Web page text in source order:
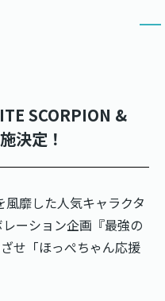
SCORPION &
決定！
靡した人気キャラクタ
ーション企画『最強の
せ「ほっぺちゃん応援